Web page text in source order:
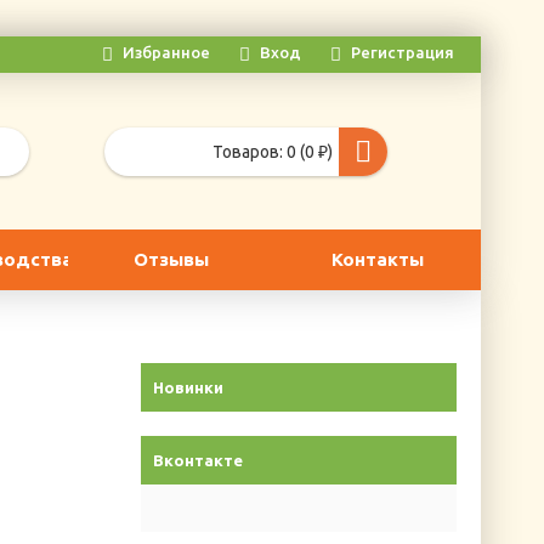
Избранное Вход Регистрация
Товаров: 0 (0 ₽)
Отзывы Контакты
Новинки
Вконтакте